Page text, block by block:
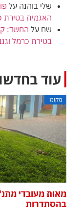
שלי בוהנה על
האגמית בטירת
שם על החשד:
בטירת כרמל
עוד
מקומי
מאות מעובדי
בהסתדרות